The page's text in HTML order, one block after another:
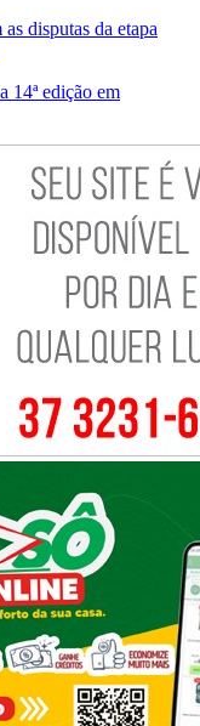
disputas da etapa
14ª edição em